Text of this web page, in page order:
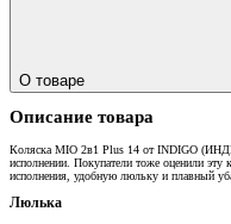
О товаре
Описание товара
Коляска MIO 2в1 Plus 14 от INDIGO
исполнении. Покупатели тоже оценили эту
исполнения, удобную люльку и плавный
Люлька